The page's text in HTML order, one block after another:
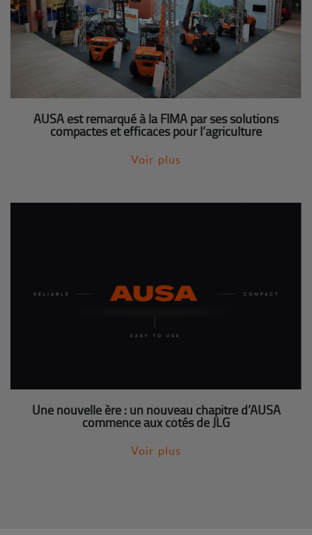
AUSA est remarqué à la FIMA par ses solutions
compactes et efficaces pour l’agriculture
Voir plus
Une nouvelle ère : un nouveau chapitre d’AUSA
commence aux côtés de JLG
Voir plus